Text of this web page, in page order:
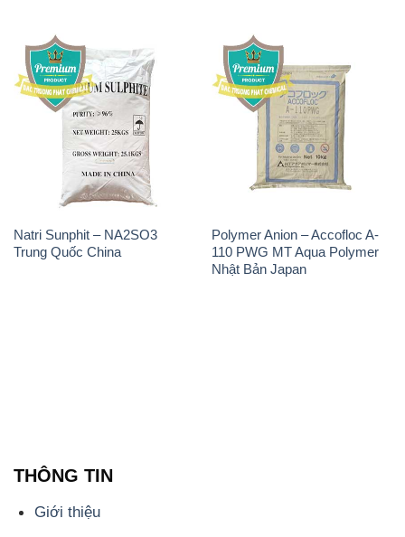
Natri Sunphit – NA2SO3
Trung Quốc China
Polymer Anion – Accofloc A-
110 PWG MT Aqua Polymer
Nhật Bản Japan
THÔNG TIN
Giới thiệu